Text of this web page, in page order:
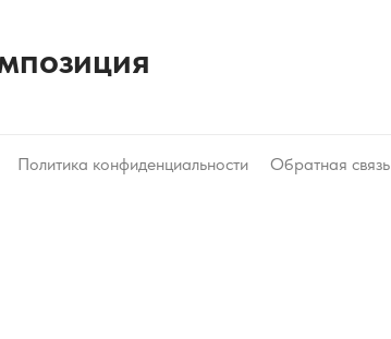
Политика конфиденциальности Обратная связь